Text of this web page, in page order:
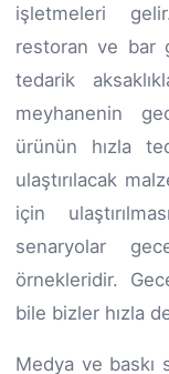
işletmeleri
restoran ve bar
tedarik
meyhanenin
ürünün hızla
ulaştırılacak
için
senaryolar
örnekleridir.
bile bizler hızla
Medya ve